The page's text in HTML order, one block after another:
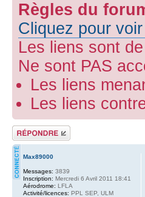
Règles du
Cliquez pour
Les liens sont
Ne sont PAS
Les liens
Les liens
Répondre
Max89000
Messages: 3839
Inscription: Mercredi 6 Avril 2011 18:41
Aérodrome: LFLA
Activité/licences: PPL SEP, ULM